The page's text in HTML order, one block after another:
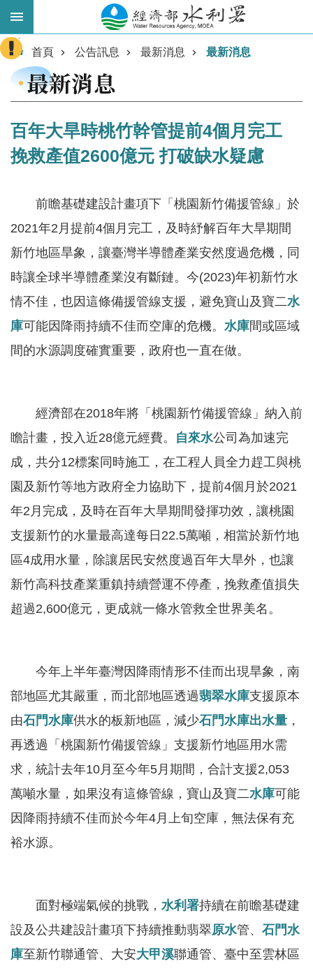
跳到主要內容區塊
進
階
搜
業
務
主
最
新
告
訊
息
便
民
務
訊
於
本
網
站
覽
意
見
:::
首頁 公告訊息 最新消息 最新消息
最新消息
百年大旱時桃竹幹管提前4個月完工
挽救產值2600億元 打破缺水疑慮
前瞻基礎建設計畫項下「桃園新竹備援管線」於
2021年2月提前4個月完工，及時紓解百年大旱期間
新竹地區旱象，讓臺灣半導體產業安然度過危機，同
時讓全球半導體產業沒有斷鏈。今(2023)年初新竹水
情不佳，也因這條備援管線支援，避免寶山及寶二水
庫可能因降雨持續不佳而空庫的危機。 水庫間或區域
間的水源調度確實重要，政府也一直在做。
經濟部在2018年將「桃園新竹備援管線」納入前
瞻計畫，投入近28億元經費。 自來水公司為加速完
成，共分12標案同時施工，在工程人員全力趕工與桃
園及新竹等地方政府全力協助下，提前4個月於2021
年2月完成，及時在百年大旱期間發揮功效，讓桃園
支援新竹的水量最高達每日22.5萬噸，相當於新竹地
區4成用水量，除讓居民安然度過百年大旱外，也讓
新竹高科技產業重鎮持續營運不停產，挽救產值損失
超過2,600億元，更成就一條水管救全世界美名。
今年上半年臺灣因降雨情形不佳而出現旱象，南
部地區尤其嚴重，而北部地區透過翡翠水庫支援原本
由石門水庫供水的板新地區，減少石門水庫出水量 ，
再透過「桃園新竹備援管線」支援新竹地區用水需
求，統計去年10月至今年5月期間，合計支援2,053
萬噸水量，如果沒有這條管線，寶山及寶二水庫可能
因降雨持續不佳而於今年4月上旬空庫，無法保有充
裕水源。
面對極端氣候的挑戰， 水利署持續在前瞻基礎建
設及公共建設計畫項下持續推動翡翠原水管、 石門水
庫至新竹聯通管、大安大甲溪聯通管、臺中至雲林區